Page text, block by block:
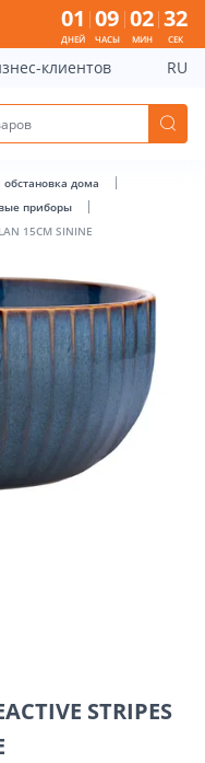
PORTSELAN
01
ДНЕЙ
09
ЧАСЫ
02
МИН
32
СЕК
клиентов RU
дома
приборы
15CM SININE
STRIPES